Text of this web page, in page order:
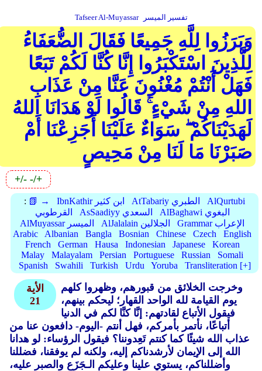
Tafseer Al-Muyassar تفسير الميسر
وَبَرَزُوا لِلَّهِ جَمِيعًا فَقَالَ الضُّعَفَاءُ
لِلَّذِينَ اسْتَكْبَرُوا إِنَّا كُنَّا لَكُمْ تَبَعًا
فَهَلْ أَنْتُمْ مُغْنُونَ عَنَّا مِنْ عَذَابِ
اللهِ مِنْ شَيْءٍ ۚ قَالُوا لَوْ هَدَانَا اللهُ
لَهَدَيْنَاكُمْ ۖ سَوَاءٌ عَلَيْنَا أَجَزِعْنَا أَمْ
صَبَرْنَا مَا لَنَا مِنْ مَحِيصٍ
+/- -/+
: 📗 → IbnKathir ابن كثير AtTabariy الطبري
AlQurtubi
القرطوبي
AsSaadiyy السعدي
AlBaghawi البغوي
AlMuyassar الميسر
AlJalalain الجلالين
Grammar الإعراب
Arabic
Albanian Bangla Bosnian Chinese Czech
English
French
German Hausa Indonesian Japanese
Korean
Malay
Malayalam Persian Portuguese Russian
Somali
Spanish
Swahili Turkish Urdu Yoruba Transliteration [+]
الأية
21
وخرجت الخلائق من قبورهم، وظهروا كلهم
يوم القيامة لله الواحد القهار؛ ليحكم بينهم،
فيقول الأتباع لقادتهم: إنَّا كنَّا لكم في الدنيا
أتباعًا، نأتمر بأمركم، فهل أنتم -اليوم- دافعون عنا من
عذاب الله شيئًا كما كنتم تَعِدوننا؟ فيقول الرؤساء: لو هدانا
الله إلى الإيمان لأرشدناكم إليه، ولكنه لم يوفقنا، فضللنا
وأضللناكم، يستوي علينا وعليكم الـجَزَع والصبر عليه،